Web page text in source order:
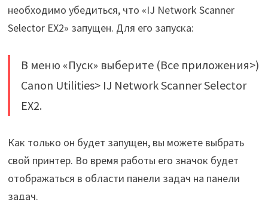
необходимо убедиться, что «IJ Network Scanner
Selector EX2» запущен. Для его запуска:
В меню «Пуск» выберите (Все приложения>)
Canon Utilities> IJ Network Scanner Selector
EX2.
Как только он будет запущен, вы можете выбрать
свой принтер. Во время работы его значок будет
отображаться в области панели задач на панели
задач.